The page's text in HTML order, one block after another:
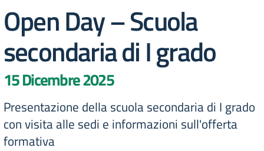
Open Day – Scuola
secondaria di I grado
15 Dicembre 2025
Presentazione della scuola secondaria di I grado
con visita alle sedi e informazioni sull'offerta
formativa